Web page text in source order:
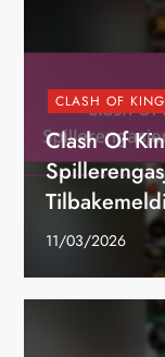
CLASH OF
Clash Of
11/03/2026